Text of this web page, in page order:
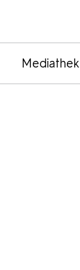
Mediathek